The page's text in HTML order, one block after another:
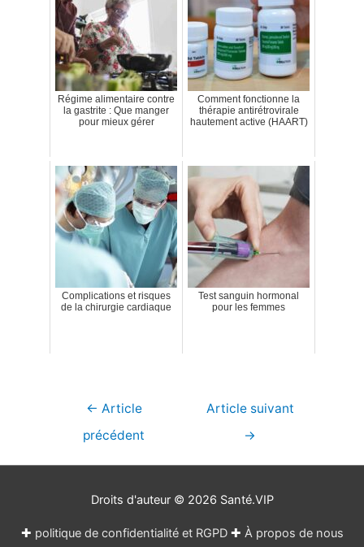
Régime alimentaire contre
la gastrite : Que manger
pour mieux gérer
Comment fonctionne la
thérapie antirétrovirale
hautement active (HAART)
Complications et risques
de la chirurgie cardiaque
Test sanguin hormonal
pour les femmes
Navigation
← Article
précédent
Article suivant
→
Droits d'auteur © 2026 Santé.VIP
✚ politique de confidentialité et RGPD✚ À propos de nous